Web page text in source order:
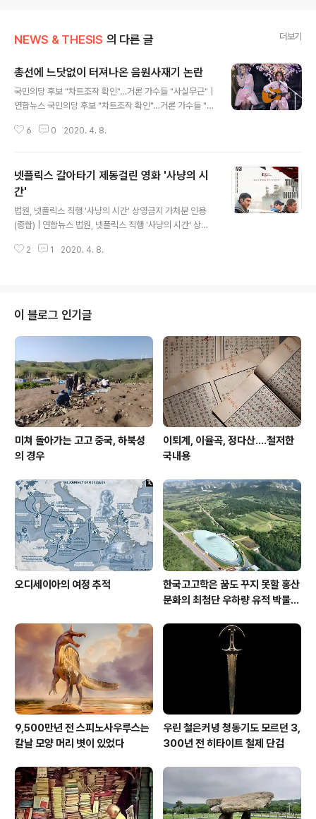
NEWS & THESIS 의 다른 글 더보기
총선에 느닷없이 터져나온 음원사재기 논란
국민의당 후보 "차트조작 확인"…거론 가수들 "사실무근" |
연합뉴스 국민의당 후보 "차트조작 확인"…거론 가수들 "사
17:04) www.yna.co.kr 국회의원 선거와 음원 사재기가
없음이라 한다. 사정을 보니 이렇다. 이번 코로나19 사태가
낳은 최대의 발견 그가 의사다, 임을 각인한 그 안철수씨가
대표로 있는 국민의당에서 청년비례대표 후보라 해서 김근
태라는 사람을 기용 발탁한 모양인데, 이 친구가 돌연히 오
늘 기자회견을 열고는 유명 가수 다수가 음원 차트를 조작
한 정황이 있다고 나선 것이다. 그에 의하면 이들 가수는 언
6 0 2020. 4. 8.
넷플릭스 갈아타기 제동걸린 영화 '사냥의 시
간'
법원, 넷플릭스 직행 '사냥의 시간' 상영금지 가처분 인용
(종합) | 연합뉴스 법원, 넷플릭스 직행 '사냥의 시간' 상영
2020-04-08 16:51) www.yna.co.kr 이 문제 사안이
보비 등은 소진해 버려 재정압박이 심해졌다. 그래서 급하
게 갈아탔다. 넷플릭스로 갈아타기로 한 것이다. 이게 가능
할까? 오늘 법원 판단은 바로 이것이 부당하다는 데 일단
손을 들어준 것이다. 영화 '사냥의 시간' 얘기다. 이 영화 배
급사인 리틀빅픽쳐스가 영화관 대신 넷플릭스로 가겠다고
선..
2 1 2020. 4. 8.
이 블로그 인기글
미쳐 돌아가는 고고 중국, 하북성
의 경우
이퇴계, 이율곡, 정다산....철저한
국내용
오디세이아의 여정 추적
한국고고학은 꿈도 꾸지 못할 홍산
문화의 최첨단 우하량 유적 박물관
9,500만년 전 스피노사우루스는
칼날 모양 머리 볏이 있었다
우린 철은커녕 청동기도 모르던 3,
300년 전 히타이트 철제 단검